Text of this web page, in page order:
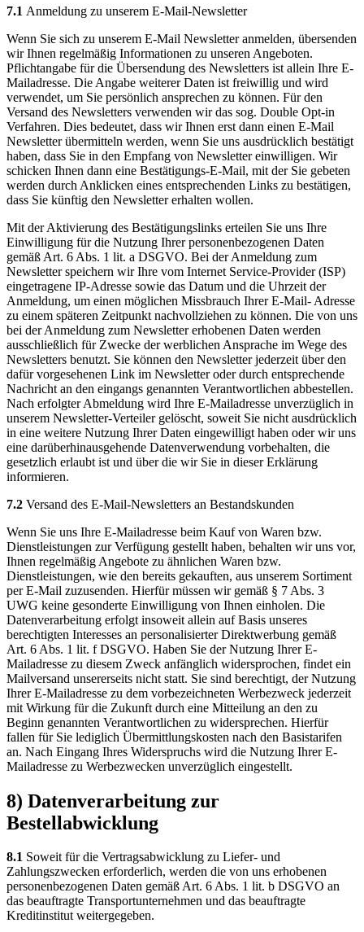
7.1 Anmeldung zu unserem E-Mail-Newsletter
Wenn Sie sich zu unserem E-Mail Newsletter anmelden, übersenden
wir Ihnen regelmäßig Informationen zu unseren Angeboten.
Pflichtangabe für die Übersendung des Newsletters ist allein Ihre E-
Mailadresse. Die Angabe weiterer Daten ist freiwillig und wird
verwendet, um Sie persönlich ansprechen zu können. Für den
Versand des Newsletters verwenden wir das sog. Double Opt-in
Verfahren. Dies bedeutet, dass wir Ihnen erst dann einen E-Mail
Newsletter übermitteln werden, wenn Sie uns ausdrücklich bestätigt
haben, dass Sie in den Empfang von Newsletter einwilligen. Wir
schicken Ihnen dann eine Bestätigungs-E-Mail, mit der Sie gebeten
werden durch Anklicken eines entsprechenden Links zu bestätigen,
dass Sie künftig den Newsletter erhalten wollen.
Mit der Aktivierung des Bestätigungslinks erteilen Sie uns Ihre
Einwilligung für die Nutzung Ihrer personenbezogenen Daten
gemäß Art. 6 Abs. 1 lit. a DSGVO. Bei der Anmeldung zum
Newsletter speichern wir Ihre vom Internet Service-Provider (ISP)
eingetragene IP-Adresse sowie das Datum und die Uhrzeit der
Anmeldung, um einen möglichen Missbrauch Ihrer E-Mail- Adresse
zu einem späteren Zeitpunkt nachvollziehen zu können. Die von uns
bei der Anmeldung zum Newsletter erhobenen Daten werden
ausschließlich für Zwecke der werblichen Ansprache im Wege des
Newsletters benutzt. Sie können den Newsletter jederzeit über den
dafür vorgesehenen Link im Newsletter oder durch entsprechende
Nachricht an den eingangs genannten Verantwortlichen abbestellen.
Nach erfolgter Abmeldung wird Ihre E-Mailadresse unverzüglich in
unserem Newsletter-Verteiler gelöscht, soweit Sie nicht ausdrücklich
in eine weitere Nutzung Ihrer Daten eingewilligt haben oder wir uns
eine darüberhinausgehende Datenverwendung vorbehalten, die
gesetzlich erlaubt ist und über die wir Sie in dieser Erklärung
informieren.
7.2 Versand des E-Mail-Newsletters an Bestandskunden
Wenn Sie uns Ihre E-Mailadresse beim Kauf von Waren bzw.
Dienstleistungen zur Verfügung gestellt haben, behalten wir uns vor,
Ihnen regelmäßig Angebote zu ähnlichen Waren bzw.
Dienstleistungen, wie den bereits gekauften, aus unserem Sortiment
per E-Mail zuzusenden. Hierfür müssen wir gemäß § 7 Abs. 3
UWG keine gesonderte Einwilligung von Ihnen einholen. Die
Datenverarbeitung erfolgt insoweit allein auf Basis unseres
berechtigten Interesses an personalisierter Direktwerbung gemäß
Art. 6 Abs. 1 lit. f DSGVO. Haben Sie der Nutzung Ihrer E-
Mailadresse zu diesem Zweck anfänglich widersprochen, findet ein
Mailversand unsererseits nicht statt. Sie sind berechtigt, der Nutzung
Ihrer E-Mailadresse zu dem vorbezeichneten Werbezweck jederzeit
mit Wirkung für die Zukunft durch eine Mitteilung an den zu
Beginn genannten Verantwortlichen zu widersprechen. Hierfür
fallen für Sie lediglich Übermittlungskosten nach den Basistarifen
an. Nach Eingang Ihres Widerspruchs wird die Nutzung Ihrer E-
Mailadresse zu Werbezwecken unverzüglich eingestellt.
8) Datenverarbeitung zur
Bestellabwicklung
8.1 Soweit für die Vertragsabwicklung zu Liefer- und
Zahlungszwecken erforderlich, werden die von uns erhobenen
personenbezogenen Daten gemäß Art. 6 Abs. 1 lit. b DSGVO an
das beauftragte Transportunternehmen und das beauftragte
Kreditinstitut weitergegeben.